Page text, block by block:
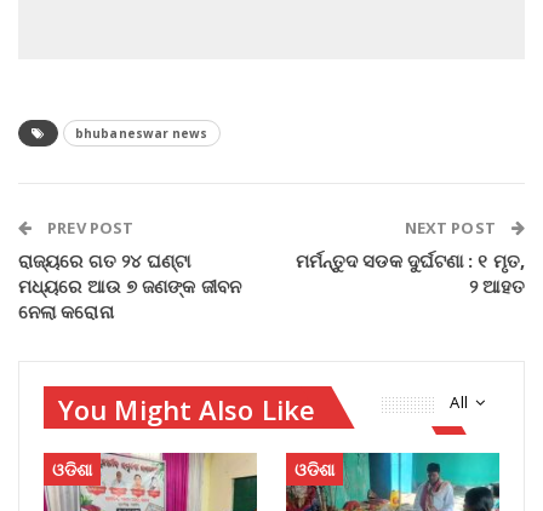
bhubaneswar news
PREV POST
ରାଜ୍ୟରେ ଗତ ୨୪ ଘଣ୍ଟା
ମଧ୍ୟରେ ଆଉ ୭ ଜଣଙ୍କ ଜୀବନ
ନେଲା କରୋନା
NEXT POST
ମର୍ମନ୍ତୁଦ ସଡକ ଦୁର୍ଘଟଣା : ୧ ମୃତ,
୨ ଆହତ
All
You Might Also Like
ଓଡିଶା ଓଡିଶା